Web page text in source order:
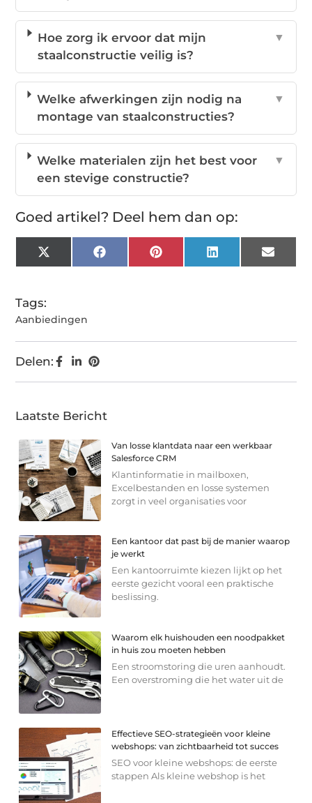
Hoe zorg ik ervoor dat mijn
staalconstructie veilig is?
▼
Welke afwerkingen zijn nodig na
montage van staalconstructies?
▼
Welke materialen zijn het best voor
een stevige constructie?
▼
Goed artikel? Deel hem dan op:
X
(Twitter)
FacebookPinterest LinkedIn Email
Tags:
Aanbiedingen
Delen:
Laatste Bericht
Van losse klantdata naar een werkbaar
Salesforce CRM
Klantinformatie in mailboxen,
Excelbestanden en losse systemen
zorgt in veel organisaties voor
Een kantoor dat past bij de manier waarop
je werkt
Een kantoorruimte kiezen lijkt op het
eerste gezicht vooral een praktische
beslissing.
Waarom elk huishouden een noodpakket
in huis zou moeten hebben
Een stroomstoring die uren aanhoudt.
Een overstroming die het water uit de
Effectieve SEO-strategieën voor kleine
webshops: van zichtbaarheid tot succes
SEO voor kleine webshops: de eerste
stappen Als kleine webshop is het